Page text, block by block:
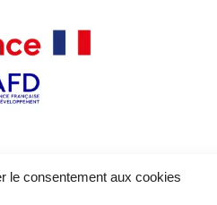
le consentement aux cookies